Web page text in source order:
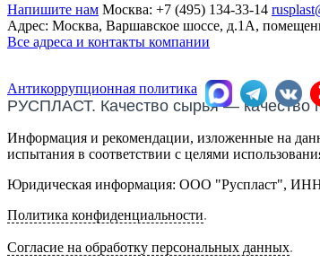
Напишите нам Москва: +7 (495) 134-33-14
Адрес: Москва, Варшавское шоссе, д.1А,
Все адреса и контакты компании
Антикоррупционная политика
РУСПЛАСТ. Качество сырья — качество
Информация и рекомендации, изложенные на
испытания в соответствии с целями
Юридическая информация: ООО "Руспласт", ИНН
Политика конфиденциальности.
Согласие на обработку персональных данных.